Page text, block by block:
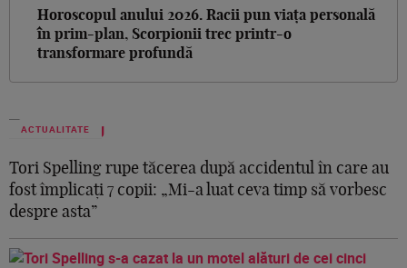
Horoscopul anului 2026. Racii pun viața personală
în prim-plan, Scorpionii trec printr-o
transformare profundă
ACTUALITATE
Tori Spelling rupe tăcerea după accidentul în care au
fost împlicați 7 copii: „Mi-a luat ceva timp să vorbesc
despre asta”